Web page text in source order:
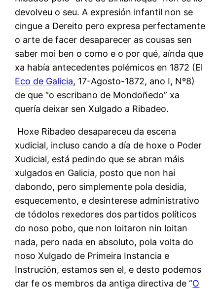
devolveu o seu. A expresión infantil non se
cingue a Dereito pero expresa perfectamente
o arte de facer desaparecer as cousas sen
saber moi ben o como e o por qué, aínda que
xa había antecedentes polémicos en 1872 (El
Eco de Galicia, 17-Agosto-1872, ano I, Nº8)
de que “o escribano de Mondoñedo” xa
quería deixar sen Xulgado a Ribadeo.
Hoxe Ribadeo desapareceu da escena
xudicial, incluso cando a día de hoxe o Poder
Xudicial, está pedindo que se abran máis
xulgados en Galicia, posto que non hai
dabondo, pero simplemente pola desidia,
esquecemento, e desinterese administrativo
de tódolos rexedores dos partidos políticos
do noso pobo, que non loitaron nin loitan
nada, pero nada en absoluto, pola volta do
noso Xulgado de Primeira Instancia e
Instrución, estamos sen el, e desto podemos
dar fe os membros da antiga directiva de “O